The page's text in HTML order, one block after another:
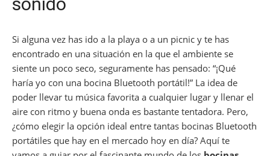
Si alguna vez has ido a la playa o a un picnic y te has
encontrado en una situación en la que el ambiente se
siente un poco seco, seguramente has pensado: “¡Qué
haría yo con una bocina Bluetooth portátil!” La idea de
poder llevar tu música favorita a cualquier lugar y llenar el
aire con ritmo y buena onda es bastante tentadora. Pero,
¿cómo elegir la opción ideal entre tantas bocinas Bluetooth
portátiles que hay en el mercado hoy en día? Aquí te